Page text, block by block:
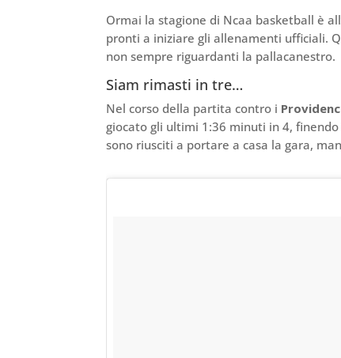
Ormai la stagione di Ncaa basketball è
pronti a iniziare gli allenamenti ufficiali.
non sempre riguardanti la pallacanestro.
Siam rimasti in tre…
Nel corso della partita contro i
giocato gli ultimi 1:36 minuti in 4,
sono riusciti a portare a casa la gara,